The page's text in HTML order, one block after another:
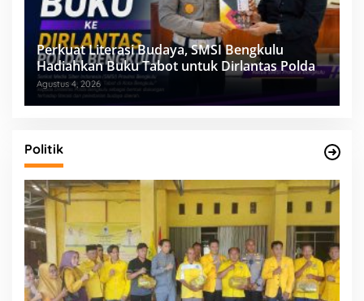
Perkuat Literasi Budaya, SMSI Bengkulu
Hadiahkan Buku Tabot untuk Dirlantas Polda
Agustus 4, 2026
Politik